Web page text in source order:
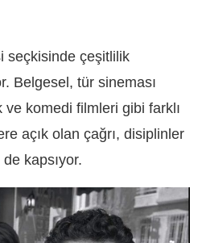
seçkisinde çeşitlilik
Belgesel, tür sineması
komedi filmleri gibi farklı
açık olan çağrı, disiplinler
kapsıyor.